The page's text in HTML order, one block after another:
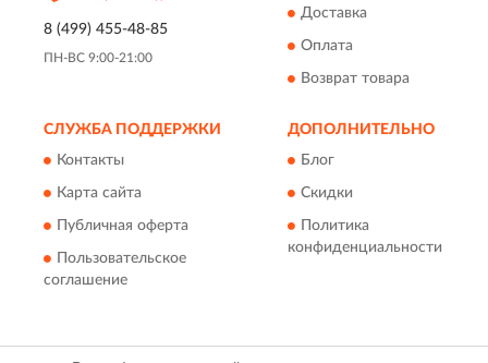
8 (499) 455-48-85
ПН-ВС 9:00-21:00
Доставка
Оплата
Возврат товара
СЛУЖБА ПОДДЕРЖКИ
Контакты
Карта сайта
Публичная оферта
Пользовательское
соглашение
ДОПОЛНИТЕЛЬНО
Блог
Скидки
Политика
конфиденциальности